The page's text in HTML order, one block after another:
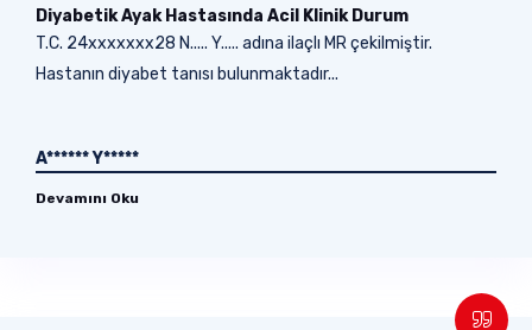
Diyabetik Ayak Hastasında Acil Klinik Durum
T.C. 24xxxxxxx28 N..... Y..... adına ilaçlı MR çekilmiştir.
Hastanın diyabet tanısı bulunmaktadır...
A****** Y*****
Devamını Oku